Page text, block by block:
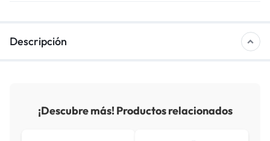
Descripción
¡Descubre más! Productos relacionados